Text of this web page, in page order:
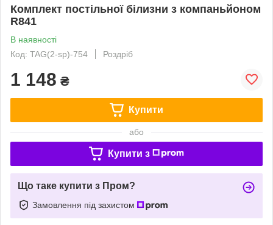
Комплект постільної білизни з компаньйоном
R841
В наявності
Код: TAG(2-sp)-754
Роздріб
1 148 ₴
Купити
або
Купити з
Що таке купити з Пром?
Замовлення під захистом